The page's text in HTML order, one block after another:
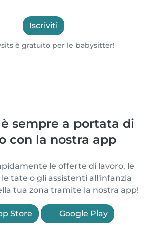
Iscriviti
è gratuito per le babysitter!
sempre a portata di
con la nostra app
le offerte di lavoro, le
tate o gli assistenti all'infanzia
tua zona tramite la nostra app!
Store Google Play